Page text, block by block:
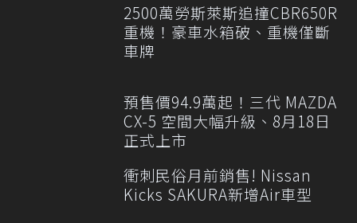
2500萬勞斯萊斯追撞CBR650R
重機！豪車水箱破、重機僅斷
車牌
預售價94.9萬起！三代 MAZDA
CX-5 空間大幅升級、8月18日
正式上市
衝刺民俗月前銷售! Nissan
Kicks SAKURA新增Air車型